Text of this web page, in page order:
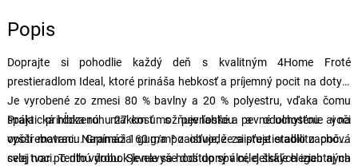
Popis
Doprajte si pohodlie každý deň s kvalitným 4Home Froté
prestieradlom Ideal, ktoré prináša hebkosť a príjemný pocit na dotyk.
Je vyrobené zo zmesi 80 % bavlny a 20 % polyestru, vďaka čomu
spája prirodzenú mäkkosť s pevnosťou a odolnosťou voči
opotrebovaniu. Gramáž 160 g/m² zaisťuje, že si prestieradlo zachová
svoj tvar po dlhú dobu. Skvele sa hodí do spální, detských izieb aj na
Praktická hĺbka rohu 27 cm umožňuje ľahké a pevné uchytenie aj na
vyšší matrac. Napínacia guma po obvode zaisťuje stabilitu počas
celej noci. Tento výrobok je navyše dostupný v celej škále elegantných